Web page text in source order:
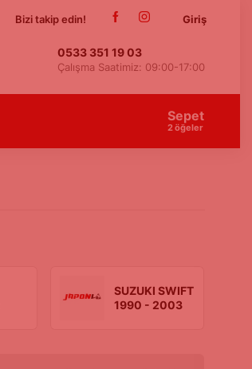
Bizi takip edin! Giriş
0533 351 19 03
Çalışma Saatimiz: 09:00-17:00
Sepet
2 öğeler
SUZUKI SWIFT
1990 - 2003